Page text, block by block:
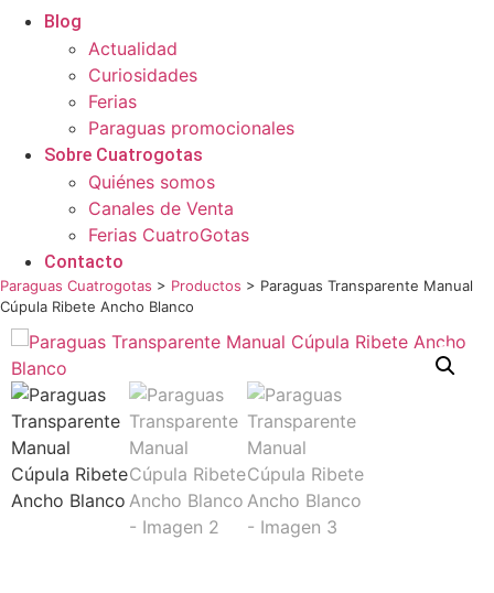
Blog
Actualidad
Curiosidades
Ferias
Paraguas promocionales
Sobre Cuatrogotas
Quiénes somos
Canales de Venta
Ferias CuatroGotas
Contacto
Paraguas Cuatrogotas > Productos > Paraguas Transparente Manual
Cúpula Ribete Ancho Blanco